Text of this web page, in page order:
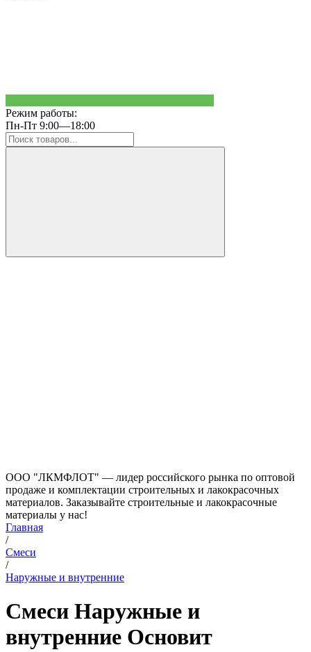
Режим работы:
Пн-Пт 9:00—18:00
ООО "ЛКМФЛОТ" — лидер российского рынка по оптовой
продаже и комплектации строительных и лакокрасочных
материалов. Заказывайте строительные и лакокрасочные
материалы у нас!
Главная
/
Смеси
/
Наружные и внутренние
Смеси Наружные и
внутренние Основит